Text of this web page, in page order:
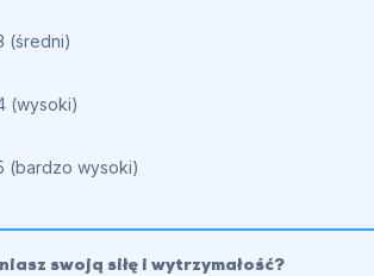
(średni)
(wysoki)
(bardzo wysoki)
swoją siłę i wytrzymałość?